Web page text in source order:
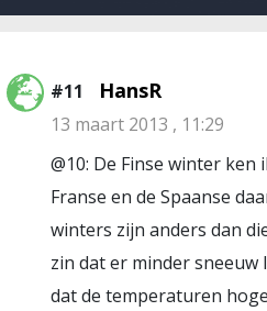
#11 HansR
13 maart 2013 , 11:29
@10: De Finse winter ken
Franse en de Spaanse
winters zijn anders dan
zin dat er minder
dat de temperaturen